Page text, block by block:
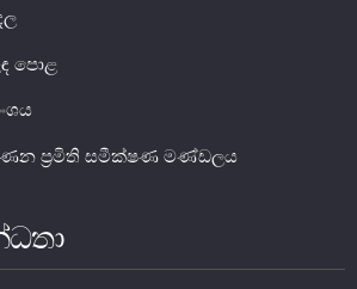
වෙළෙඳපොළ
ගෝලීය ප්‍රශස්ත භාවිත සංග්‍රහය හා
වෙළෙඳපොළ
පොළ
ප්‍රමිති සමීක්ෂණ මණ්ඩලය